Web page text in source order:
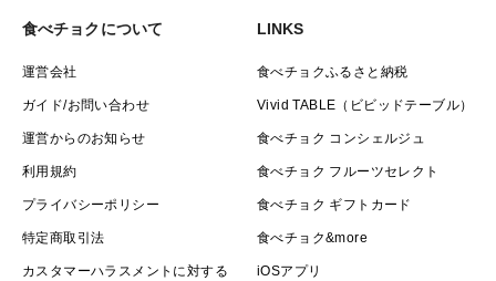
食べチョクについて
運営会社
ガイド/お問い合わせ
運営からのお知らせ
利用規約
プライバシーポリシー
特定商取引法
カスタマーハラスメントに対する
LINKS
食べチョクふるさと納税
Vivid TABLE（ビビッドテーブル）
食べチョク コンシェルジュ
食べチョク フルーツセレクト
食べチョク ギフトカード
食べチョク&more
iOSアプリ